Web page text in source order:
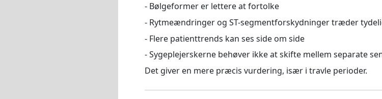
- Bølgeformer er lettere at fortolke
- Rytmeændringer og ST-segmentforskydninger træder
- Flere patienttrends kan ses side om side
- Sygeplejerskerne behøver ikke at skifte mellem separate
Det giver en mere præcis vurdering, især i travle perioder.